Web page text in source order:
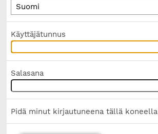
Käyttäjätunnus
Salasana
Pidä minut kirjautuneena tällä koneella